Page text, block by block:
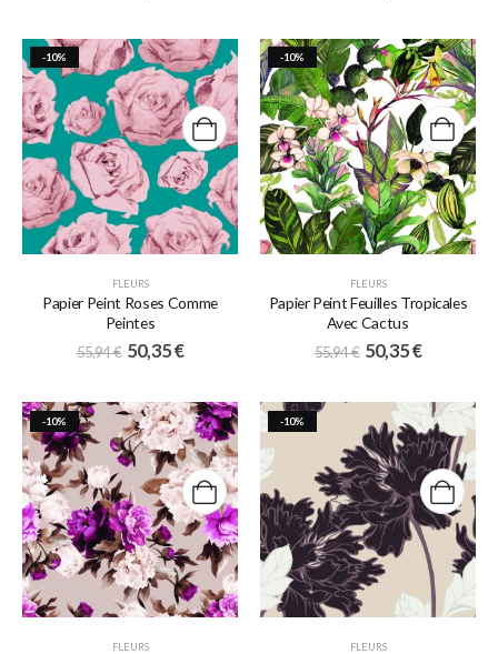
-10%
FLEURS
Papier Peint Roses Comme
Peintes
55,94€ 50,35€
-10%
FLEURS
Papier Peint Feuilles Tropicales
Avec Cactus
55,94€ 50,35€
-10%
FLEURS
-10%
FLEURS